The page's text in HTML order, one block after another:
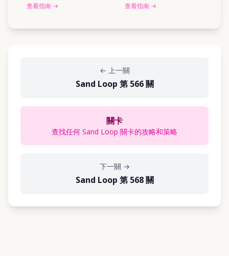
查看指南 → 查看指南 →
← 上一關
Sand Loop 第 566 關
關卡
查找任何 Sand Loop 關卡的攻略和策略
下一關 →
Sand Loop 第 568 關